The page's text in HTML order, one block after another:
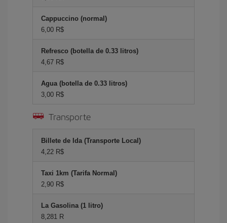
Cappuccino (normal)
6,00 R$
Refresco (botella de 0.33 litros)
4,67 R$
Agua (botella de 0.33 litros)
3,00 R$
Transporte
Billete de Ida (Transporte Local)
4,22 R$
Taxi 1km (Tarifa Normal)
2,90 R$
La Gasolina (1 litro)
8,281 R